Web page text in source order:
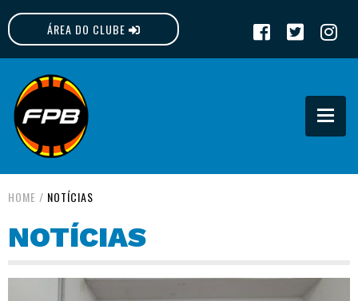
ÁREA DO CLUBE
FPB
HOME / NOTÍCIAS
NOTÍCIAS